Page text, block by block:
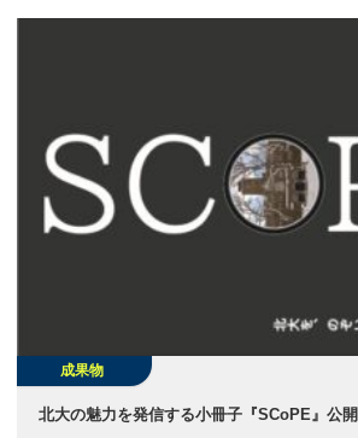
ー
シ
ョ
成果物
北大の魅力を発信する小冊子『SCoPE』公開